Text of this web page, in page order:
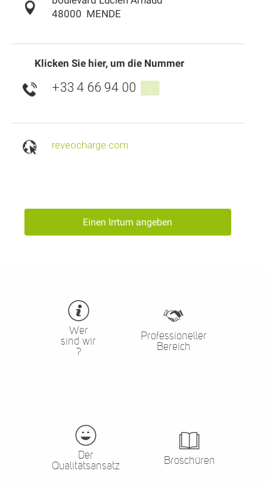
48000 MENDE
Klicken Sie hier, um die Nummer
+33 4 66 94 00 ▒▒
reveocharge.com
Einen Irrtum angeben
Wer
sind wir
?
Professioneller
Bereich
Der
Qualitätsansatz
Broschüren